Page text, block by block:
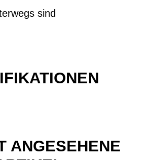
sind
ANGESEHENE